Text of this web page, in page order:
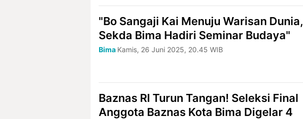
"Bo Sangaji Kai Menuju Warisan Dunia,
Sekda Bima Hadiri Seminar Budaya"
Bima Kamis, 26 Juni 2025, 20.45 WIB
Baznas RI Turun Tangan! Seleksi Final
Anggota Baznas Kota Bima Digelar 4